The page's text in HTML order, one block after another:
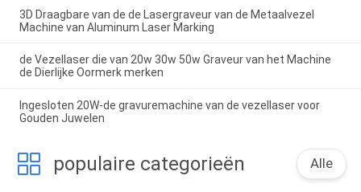
3D Draagbare van de de Lasergraveur van de Metaalvezel
Machine van Aluminum Laser Marking
de Vezellaser die van 20w 30w 50w Graveur van het Machine
de Dierlijke Oormerk merken
Ingesloten 20W-de gravuremachine van de vezellaser voor
Gouden Juwelen
populaire categorieën Alle